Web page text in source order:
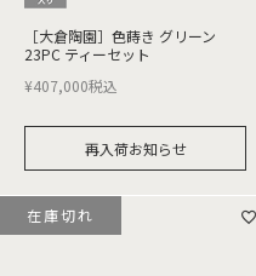
［大倉陶園］色蒔き グリーン
23PC ティーセット
¥407,000税込
再入荷お知らせ
在庫切れ